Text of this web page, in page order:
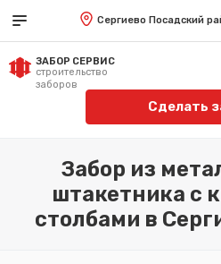
Сергиево Посадский
ЗАБОР СЕРВИС
строительство
заборов
Сделать
Забор из
штакетника с
столбами в